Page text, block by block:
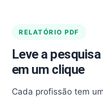
RELATÓRIO PDF
Leve a
em um clique
Cada profissão tem